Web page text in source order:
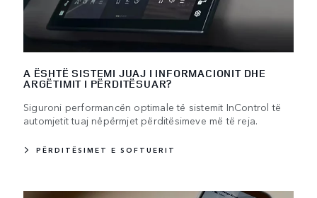
A ËSHTË SISTEMI JUAJ I INFORMACIONIT DHE
ARGËTIMIT I PËRDITËSUAR?
Siguroni performancën optimale të sistemit InControl të
automjetit tuaj nëpërmjet përditësimeve më të reja.
PËRDITËSIMET E SOFTUERIT